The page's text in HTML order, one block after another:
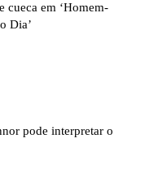
cueca em ‘Homem-
Dia’
pode interpretar o